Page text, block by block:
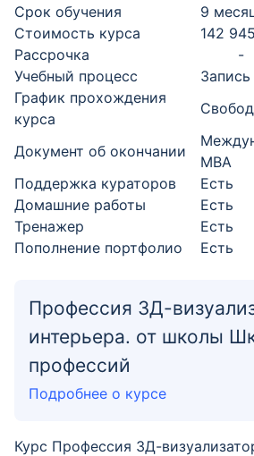
Срок обучения
9
Стоимость курса
142
Рассрочка
-
Учебный процесс
График прохождения
курса
Документ об окончании
MBA
Поддержка кураторов
Есть
Домашние работы
Есть
Тренажер
Есть
Пополнение портфолио
Есть
Профессия 3Д-
интерьера. от школы
профессий
Подробнее о курсе
Курс Профессия 3Д-